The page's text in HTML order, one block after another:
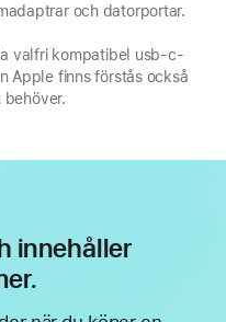
och datorportar.
valfri kompatibel usb‑c-
Apple finns förstås också
innehåller